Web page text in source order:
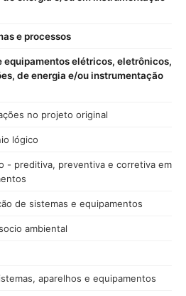
e processos
equipamentos elétricos, eletrônicos,
de energia e/ou instrumentação
no projeto original
lógico
- preditiva, preventiva e corretiva em
de sistemas e equipamentos
ambiental
aparelhos e equipamentos